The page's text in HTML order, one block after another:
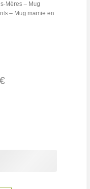
Mères – Mug
– Mug mamie en